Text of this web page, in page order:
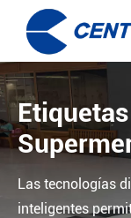
Las tecnologías
inteligentes